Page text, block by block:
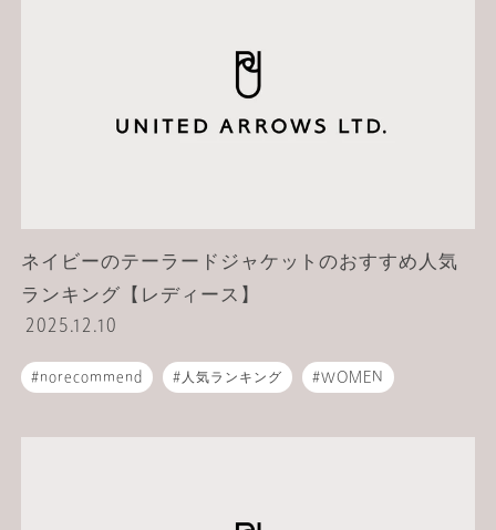
ネイビーのテーラードジャケットのおすすめ人気
ランキング【レディース】
2025.12.10
norecommend 人気ランキング WOMEN